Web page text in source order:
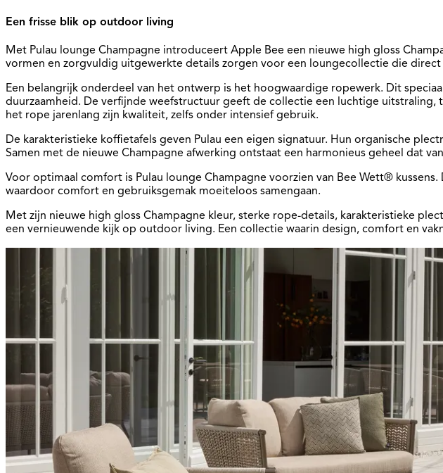
Een frisse blik op outdoor living
Met Pulau lounge Champagne introduceert Apple Bee een nieuwe high gloss
vormen en zorgvuldig uitgewerkte details zorgen voor een loungecollectie die
Een belangrijk onderdeel van het ontwerp is het hoogwaardige ropewerk. Dit
duurzaamheid. De verfijnde weefstructuur geeft de collectie een luchtige
het rope jarenlang zijn kwaliteit, zelfs onder intensief gebruik.
De karakteristieke koffietafels geven Pulau een eigen signatuur. Hun organische
Samen met de nieuwe Champagne afwerking ontstaat een harmonieus geheel dat
Voor optimaal comfort is Pulau lounge Champagne voorzien van Bee Wett®
waardoor comfort en gebruiksgemak moeiteloos samengaan.
Met zijn nieuwe high gloss Champagne kleur, sterke rope-details, karakteristieke
een vernieuwende kijk op outdoor living. Een collectie waarin design, comfort en